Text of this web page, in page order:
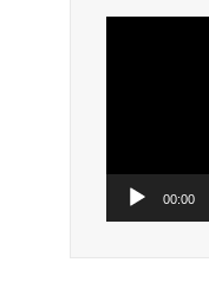
00:00